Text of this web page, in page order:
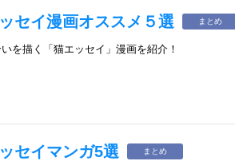
セイ漫画オススメ５選 まとめ
を描く「猫エッセイ」漫画を紹介！
セイマンガ5選 まとめ